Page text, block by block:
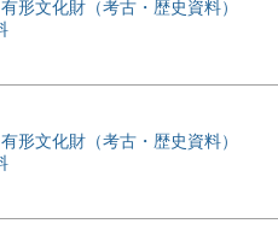
形文化財（考古・歴史資料）
形文化財（考古・歴史資料）